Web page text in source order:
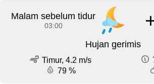
Malam sebelum tidur
03:00
Hujan gerimis
Timur, 4.2 m/s
79 %